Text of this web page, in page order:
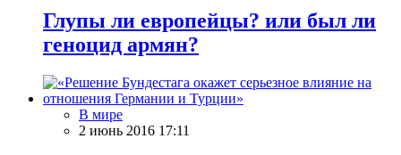
Глупы ли европейцы? или был ли
геноцид армян?
В мире
2 июнь 2016 17:11